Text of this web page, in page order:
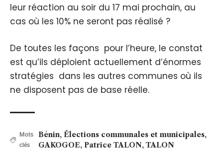
leur réaction au soir du 17 mai prochain, au
cas où les 10% ne seront pas réalisé ?
De toutes les façons pour l’heure, le constat
est qu’ils déploient actuellement d’énormes
stratégies dans les autres communes où ils
ne disposent pas de base réelle.
Mots
clés
Bénin, Élections communales et municipales,
GAKOGOE, Patrice TALON, TALON